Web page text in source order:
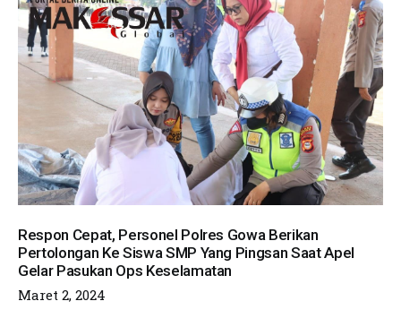
Respon Cepat, Personel Polres Gowa Berikan
Pertolongan Ke Siswa SMP Yang Pingsan Saat Apel
Gelar Pasukan Ops Keselamatan
Maret 2, 2024